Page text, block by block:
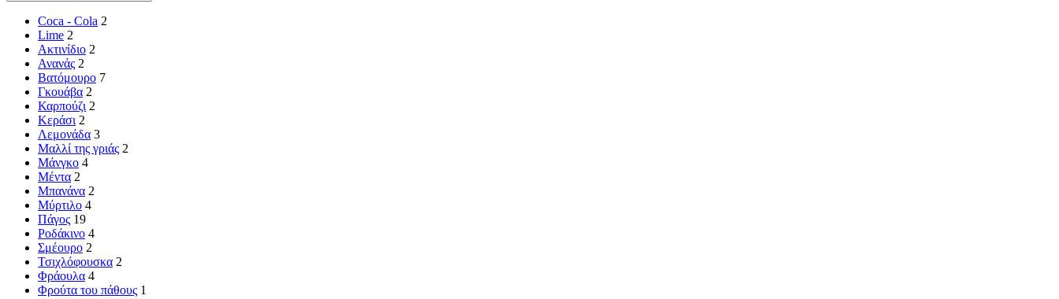
Coca - Cola 2
Lime 2
Ακτινίδιο 2
Ανανάς 2
Βατόμουρο 7
Γκουάβα 2
Καρπούζι 2
Κεράσι 2
Λεμονάδα 3
Μαλλί της γριάς 2
Μάνγκο 4
Μέντα 2
Μπανάνα 2
Μύρτιλο 4
Πάγος 19
Ροδάκινο 4
Σμέουρο 2
Τσιχλόφουσκα 2
Φράουλα 4
Φρούτα του πάθους 1